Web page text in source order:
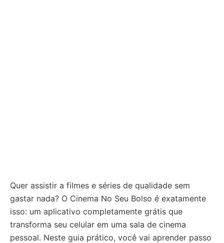
Quer assistir a filmes e séries de qualidade sem
gastar nada? O Cinema No Seu Bolso é exatamente
isso: um aplicativo completamente grátis que
transforma seu celular em uma sala de cinema
pessoal. Neste guia prático, você vai aprender passo